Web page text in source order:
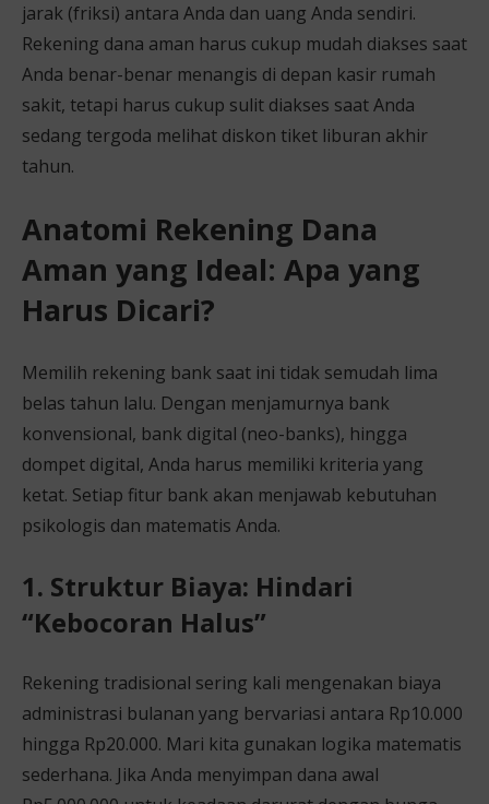
jarak (friksi) antara Anda dan uang Anda sendiri.
Rekening dana aman harus cukup mudah diakses saat
Anda benar-benar menangis di depan kasir rumah
sakit, tetapi harus cukup sulit diakses saat Anda
sedang tergoda melihat diskon tiket liburan akhir
tahun.
Anatomi Rekening Dana
Aman yang Ideal: Apa yang
Harus Dicari?
Memilih rekening bank saat ini tidak semudah lima
belas tahun lalu. Dengan menjamurnya bank
konvensional, bank digital (neo-banks), hingga
dompet digital, Anda harus memiliki kriteria yang
ketat. Setiap fitur bank akan menjawab kebutuhan
psikologis dan matematis Anda.
1. Struktur Biaya: Hindari
“Kebocoran Halus”
Rekening tradisional sering kali mengenakan biaya
administrasi bulanan yang bervariasi antara Rp10.000
hingga Rp20.000. Mari kita gunakan logika matematis
sederhana. Jika Anda menyimpan dana awal